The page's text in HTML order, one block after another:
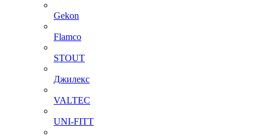
Gekon
Flamco
STOUT
Джилекс
VALTEC
UNI-FITT